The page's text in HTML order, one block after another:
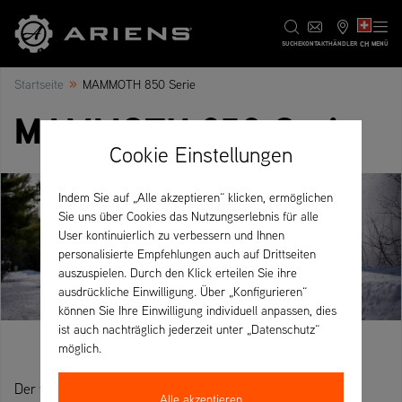
SUCHEKONTAKTHÄNDLER CH MENÜ
Startseite » MAMMOTH 850 Serie
MAMMOTH 850 Serie
Der vielseitige Geräteträger für den Winterdienst.
Cookie Einstellungen
Indem Sie auf „Alle akzeptieren“ klicken, ermöglichen
Sie uns über Cookies das Nutzungserlebnis für alle
User kontinuierlich zu verbessern und Ihnen
personalisierte Empfehlungen auch auf Drittseiten
auszuspielen. Durch den Klick erteilen Sie ihre
ausdrückliche Einwilligung. Über „Konfigurieren“
können Sie Ihre Einwilligung individuell anpassen, dies
ist auch nachträglich jederzeit unter „Datenschutz“
möglich.